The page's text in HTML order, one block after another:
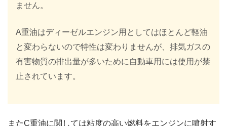
ません。
A重油はディーゼルエンジン用としてはほとんど軽油
と変わらないので特性は変わりませんが、排気ガスの
有害物質の排出量が多いために自動車用には使用が禁
止されています。
またC重油に関しては粘度の高い燃料をエンジンに噴射す